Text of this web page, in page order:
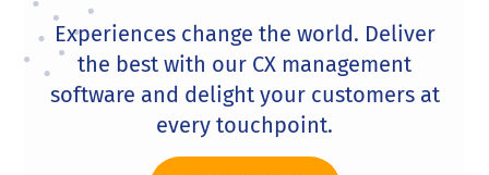
Experiences change the world. Deliver
the best with our CX management
software and delight your customers at
every touchpoint.